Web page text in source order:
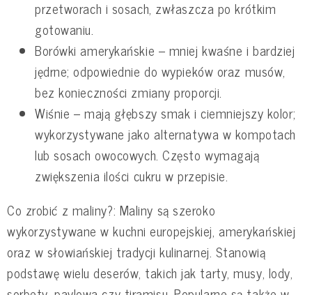
przetworach i sosach, zwłaszcza po krótkim
gotowaniu.
Borówki amerykańskie – mniej kwaśne i bardziej
jędrne; odpowiednie do wypieków oraz musów,
bez konieczności zmiany proporcji.
Wiśnie – mają głębszy smak i ciemniejszy kolor;
wykorzystywane jako alternatywa w kompotach
lub sosach owocowych. Często wymagają
zwiększenia ilości cukru w przepisie.
Co zrobić z maliny?: Maliny są szeroko
wykorzystywane w kuchni europejskiej, amerykańskiej
oraz w słowiańskiej tradycji kulinarnej. Stanowią
podstawę wielu deserów, takich jak tarty, musy, lody,